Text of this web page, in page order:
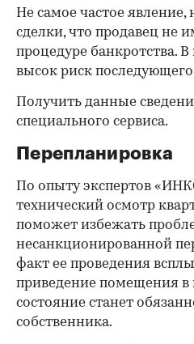
Не самое частое явление,
сделки, что продавец не
процедуре банкротства.
высок риск
Получить данные
специального сервиса.
Перепланировка
По опыту экспертов
технический осмотр
поможет избежать
несанкционированной
факт ее проведения
приведение помещения в
состояние станет
собственника.